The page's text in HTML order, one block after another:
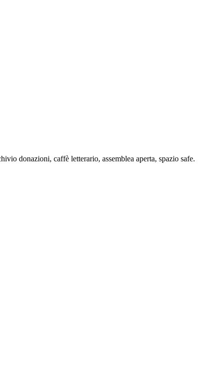
donazioni, caffè letterario, assemblea aperta, spazio safe.